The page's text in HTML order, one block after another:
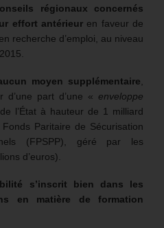
régionaux concernés
effort antérieuren faveur de
recherche d’emploi, au niveau
moyen supplémentaire
d’une part d’une « enveloppe
l’État à hauteur de 1 milliard
Paritaire de Sécurisation
(FPSPP), géré par les
d’euros).
s’inscrit bien dans les
en matière de formation